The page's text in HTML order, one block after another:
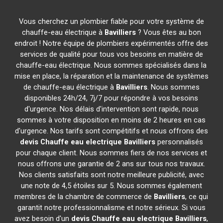
Vous cherchez un plombier fiable pour votre système de
chauffe-eau électrique à Bavilliers? Vous êtes au bon
endroit ! Notre équipe de plombiers expérimentés offre des
services de qualité pour tous vos besoins en matière de
chauffe-eau électrique. Nous sommes spécialisés dans la
mise en place, la réparation et la maintenance de systèmes
de chauffe-eau électrique à Bavilliers. Nous sommes
disponibles 24h/24, 7j/7 pour répondre à vos besoins
d'urgence. Nos délais d'intervention sont rapide, nous
sommes à votre disposition en moins de 2 heures en cas
d'urgence. Nos tarifs sont compétitifs et nous offrons des
devis Chauffe eau electrique Bavillierspersonnalisés
pour chaque client. Nous sommes fiers de nos services et
nous offrons une garantie de 2 ans sur tous nos travaux.
Nos clients satisfaits sont notre meilleure publicité, avec
une note de 4,5 étoiles sur 5. Nous sommes également
membres de la chambre de commerce de Bavilliers, ce qui
garantit notre professionnalisme et notre sérieux. Si vous
avez besoin d'un devis Chauffe eau electrique Bavilliers,